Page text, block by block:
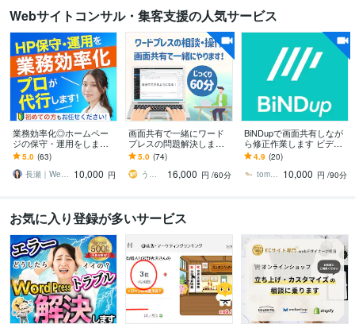
Webサイトコンサル・集客支援の人気サービス
業務効率化◎ホームペー
ジの保守・運用をします
手のかかる保守・運用作
業をプロが代行します！
5.0 (63)
長瀬｜Web制作マーケティング 10,000 円
画面共有で一緒にワード
プレスの問題解決します
自分でブログ・ホームペ
ージ運営、改善などをし
たい方におすすめ
5.0 (74)
うぷ＠ワードプレス・WEB活用相談
16,000 円 /60分
BiNDupで画面共有しなが
ら修正作業します ビデオ
チャットで画面を見なが
らリアルタイム使い方指
導
4.9 (20)
tomoketto 10,000 円 /90分
お気に入り登録が多いサービス